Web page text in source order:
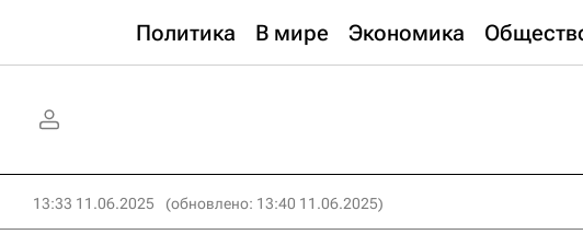
Политика В мире Экономика
13:33 11.06.2025 (обновлено: 13:40 11.06.2025)